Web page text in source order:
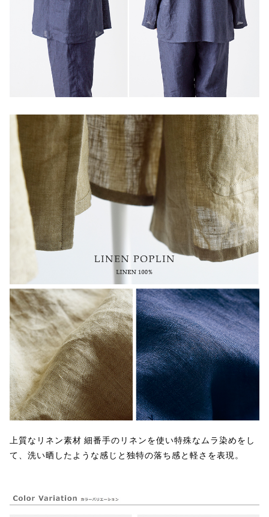
上質なリネン素材 細番手のリネンを使い特殊なムラ染めをし
て、洗い晒したような感じと独特の落ち感と軽さを表現。